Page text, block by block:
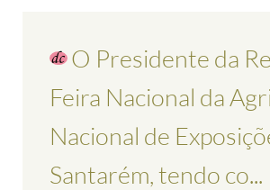
O Presidente da
Feira Nacional da
Nacional de
Santarém, tendo co...